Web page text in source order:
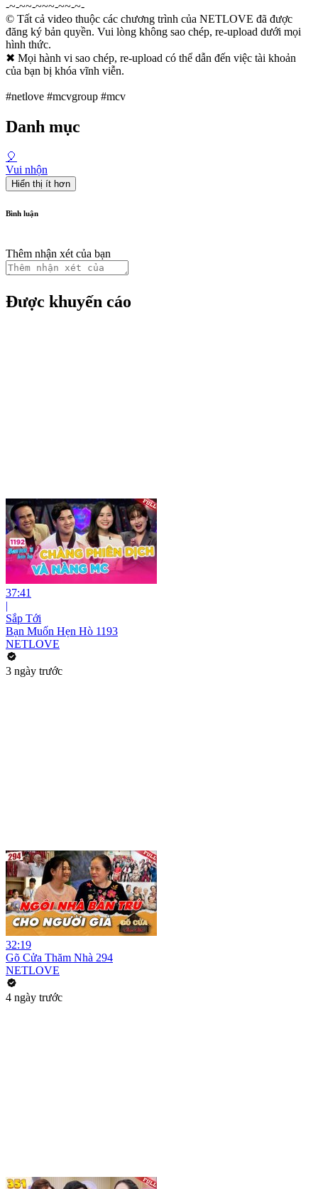
-~-~~-~~~-~~-~-
© Tất cả video thuộc các chương trình của NETLOVE đã được
đăng ký bản quyền. Vui lòng không sao chép, re-upload dưới mọi
hình thức.
✖ Mọi hành vi sao chép, re-upload có thể dẫn đến việc tài khoản
của bạn bị khóa vĩnh viễn.
#netlove #mcvgroup #mcv
Danh mục
🎈
Vui nhộn
Hiển thị ít hơn
Bình luận
Thêm nhận xét của bạn
Được khuyến cáo
37:41
|
Sắp Tới
Bạn Muốn Hẹn Hò 1193
NETLOVE
3 ngày trước
32:19
Gõ Cửa Thăm Nhà 294
NETLOVE
4 ngày trước